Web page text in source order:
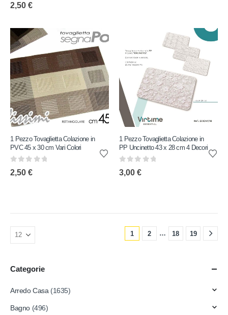
2,50 €
1 Pezzo Tovaglietta Colazione in
PVC 45 x 30 cm Vari Colori
0 out of 5
2,50 €
1 Pezzo Tovaglietta Colazione in
PP Uncinetto 43 x 28 cm 4 Decori
0 out of 5
3,00 €
1 2 … 18 19
Categorie
Arredo Casa (1635)
Bagno (496)